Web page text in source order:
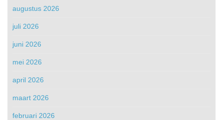
augustus 2026
juli 2026
juni 2026
mei 2026
april 2026
maart 2026
februari 2026